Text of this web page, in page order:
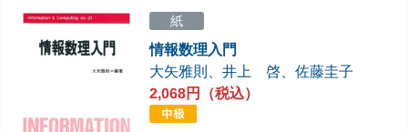
紙
情報数理入門
大矢雅則 、井上 啓 、佐藤圭子
2,068円（税込）